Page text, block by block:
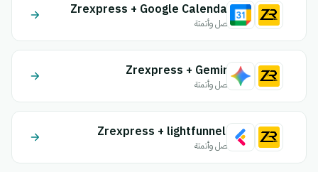
Zrexpress + Google Calendar
اتصل وأتمتة
Zrexpress + Gemini
اتصل وأتمتة
Zrexpress + lightfunnels
اتصل وأتمتة